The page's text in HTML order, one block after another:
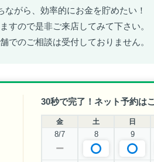
ながら、効率的にお金を貯めたい！
すので是非ご来店してみて下さい。
でのご相談は受付しておりません。
30秒で完了！ネット予約は
金 土 日
8/7 8 9
ー